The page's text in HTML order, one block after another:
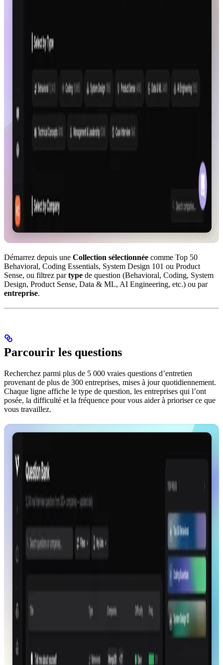
Démarrez depuis une Collection sélectionnée comme Top 50
Behavioral, Coding Essentials, System Design 101 ou Product
Sense, ou filtrez partype de question (Behavioral, Coding, System
Design, Product Sense, Data & ML, AI Engineering, etc.) ou par
entreprise.
Parcourir les questions
Recherchez parmi plus de 5 000 vraies questions d’entretien
provenant de plus de 300 entreprises, mises à jour quotidiennement.
Chaque ligne affiche le type de question, les entreprises qui l’ont
posée, la difficulté et la fréquence pour vous aider à prioriser ce que
vous travaillez.